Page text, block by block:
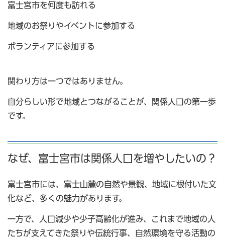
富士宮市を何度も訪れる
地域のお祭りやイベントに参加する
ボランティアに参加する
関わり方は一つではありません。
自分らしい形で地域とつながることが、関係人口の第一歩
です。
なぜ、富士宮市は関係人口を増やしたいの？
富士宮市には、富士山麓の自然や景観、地域に根付いた文
化など、多くの魅力があります。
一方で、人口減少や少子高齢化が進み、これまで地域の人
たちが支えてきた祭りや伝統行事、自然環境を守る活動の